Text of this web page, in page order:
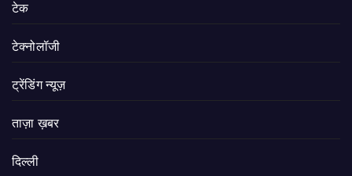
टेक
टेक्नोलॉजी
ट्रेंडिंग न्यूज़
ताज़ा ख़बर
दिल्ली